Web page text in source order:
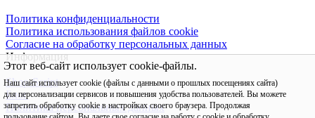
Этот веб-сайт использует cookie-файлы.
Наш сайт использует cookie (файлы с данными о прошлых посещениях сайта)
для персонализации сервисов и повышения удобства пользователей. Вы можете
запретить обработку cookie в настройках своего браузера. Продолжая
Политика конфиденциальности
Политика использования файлов cookie
Согласие на обработку персональных данных
Информация
Shop-Script
Блог
Политика персональных данных